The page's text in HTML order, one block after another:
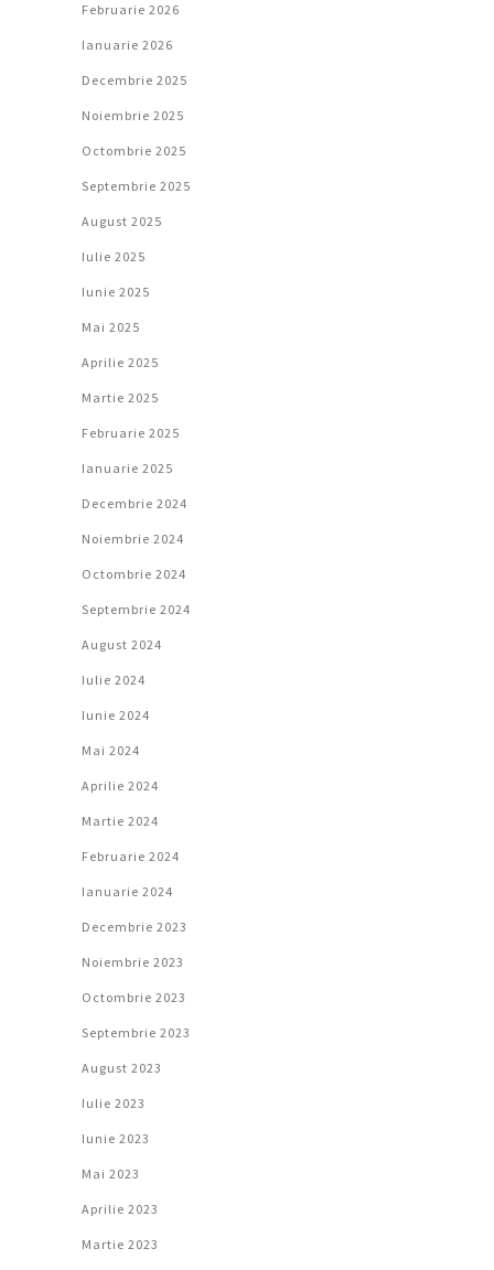
Februarie 2026
Ianuarie 2026
Decembrie 2025
Noiembrie 2025
Octombrie 2025
Septembrie 2025
August 2025
Iulie 2025
Iunie 2025
Mai 2025
Aprilie 2025
Martie 2025
Februarie 2025
Ianuarie 2025
Decembrie 2024
Noiembrie 2024
Octombrie 2024
Septembrie 2024
August 2024
Iulie 2024
Iunie 2024
Mai 2024
Aprilie 2024
Martie 2024
Februarie 2024
Ianuarie 2024
Decembrie 2023
Noiembrie 2023
Octombrie 2023
Septembrie 2023
August 2023
Iulie 2023
Iunie 2023
Mai 2023
Aprilie 2023
Martie 2023